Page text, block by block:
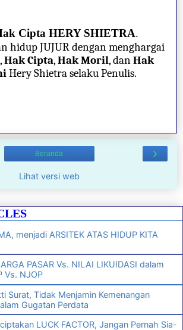
Cipta HERY SHIETRA.
hidup JUJUR dengan menghargai
,Hak Cipta,Hak Moril, danHak
Hery Shietra selaku Penulis.
›
Beranda
Lihat versi web
menjadi ARSITEK ATAS HIDUP KITA
PASAR Vs. NILAI LIKUIDASI dalam
Vs. NJOP
Surat, Tidak Menjamin Kemenangan
Gugatan Perdata
LUCK FACTOR, Jangan Pernah Sia-